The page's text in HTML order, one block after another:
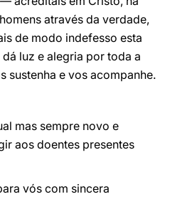
através da verdade,
de modo indefesso esta
luz e alegria por toda a
sustenha e vos acompanhe.
mas sempre novo e
aos doentes presentes
vós com sincera